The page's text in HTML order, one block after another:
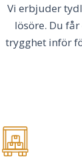
Vi erbjuder
lösöre. Du
trygghet inför